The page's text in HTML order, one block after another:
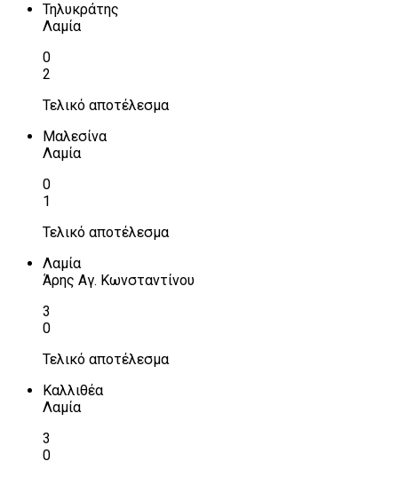
Τηλυκράτης
Λαμία
0
2
Τελικό αποτέλεσμα
Μαλεσίνα
Λαμία
0
1
Τελικό αποτέλεσμα
Λαμία
Άρης Αγ. Κωνσταντίνου
3
0
Τελικό αποτέλεσμα
Καλλιθέα
Λαμία
3
0